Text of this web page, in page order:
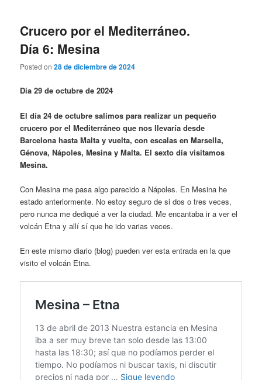
Crucero por el Mediterráneo.
Día 6: Mesina
Posted on28 de diciembre de 2024
Día 29 de octubre de 2024
El día 24 de octubre salimos para realizar un pequeño
crucero por el Mediterráneo que nos llevaría desde
Barcelona hasta Malta y vuelta, con escalas en Marsella,
Génova, Nápoles, Mesina y Malta. El sexto día visitamos
Mesina.
Con Mesina me pasa algo parecido a Nápoles. En Mesina he
estado anteriormente. No estoy seguro de si dos o tres veces,
pero nunca me dediqué a ver la ciudad. Me encantaba ir a ver el
volcán Etna y allí sí que he ido varias veces.
En este mismo diario (blog) pueden ver esta entrada en la que
visito el volcán Etna.